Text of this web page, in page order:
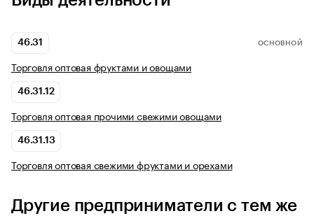
46.31 ОСНОВНОЙ
Торговля оптовая фруктами и овощами
46.31.12
Торговля оптовая прочими свежими овощами
46.31.13
Торговля оптовая свежими фруктами и орехами
Другие предприниматели с тем же